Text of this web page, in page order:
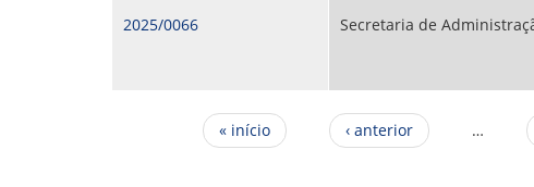
2025/0066 Secretaria de
Páginas« início ‹ anterior …